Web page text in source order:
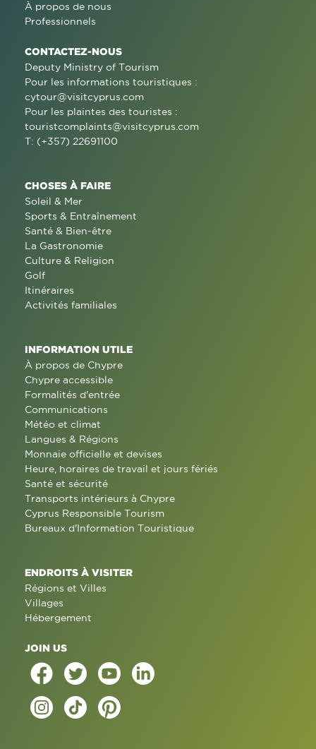
À propos de nous
Professionnels
CONTACTEZ-NOUS
Deputy Ministry of Tourism
Pour les informations touristiques :
cytour@visitcyprus.com
Pour les plaintes des touristes :
touristcomplaints@visitcyprus.com
T: (+357) 22691100
CHOSES À FAIRE
Soleil & Mer
Sports & Entraînement
Santé & Bien-être
La Gastronomie
Culture & Religion
Golf
Itinéraires
Activités familiales
INFORMATION UTILE
À propos de Chypre
Chypre accessible
Formalités d'entrée
Communications
Météo et climat
Langues & Régions
Monnaie officielle et devises
Heure, horaires de travail et jours fériés
Santé et sécurité
Transports intérieurs à Chypre
Cyprus Responsible Tourism
Bureaux d'Information Touristique
ENDROITS À VISITER
Régions et Villes
Villages
Hébergement
JOIN US